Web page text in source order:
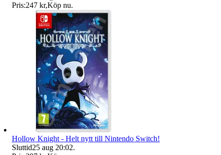
Pris:247 kr,Köp nu.
Hollow Knight - Helt nytt till Nintendo Switch!
Sluttid25 aug 20:02.